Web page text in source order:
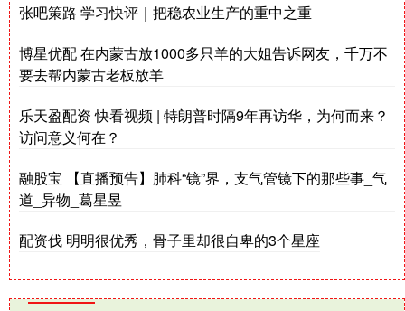
张吧策路 学习快评｜把稳农业生产的重中之重
博星优配 在内蒙古放1000多只羊的大姐告诉网友，千万不
要去帮内蒙古老板放羊
乐天盈配资 快看视频 | 特朗普时隔9年再访华，为何而来？
访问意义何在？
融股宝 【直播预告】肺科“镜”界，支气管镜下的那些事_气
道_异物_葛星昱
配资伐 明明很优秀，骨子里却很自卑的3个星座